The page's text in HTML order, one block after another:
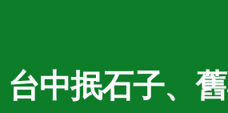
台中抿石子、